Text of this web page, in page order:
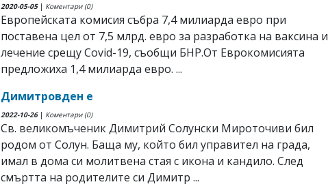
2020-05-05| Коментари (0)
Европейската комисия събра 7,4 милиарда евро при
поставена цел от 7,5 млрд. евро за разработка на ваксина и
лечение срещу Covid-19, съобщи БНР.От Еврокомисията
предложиха 1,4 милиарда евро. ...
Димитровден е
2022-10-26| Коментари (0)
Св. великомъченик Димитрий Солунски Мироточиви бил
родом от Солун. Баща му, който бил управител на града,
имал в дома си молитвена стая с икона и кандило. След
смъртта на родителите си Димитр ...